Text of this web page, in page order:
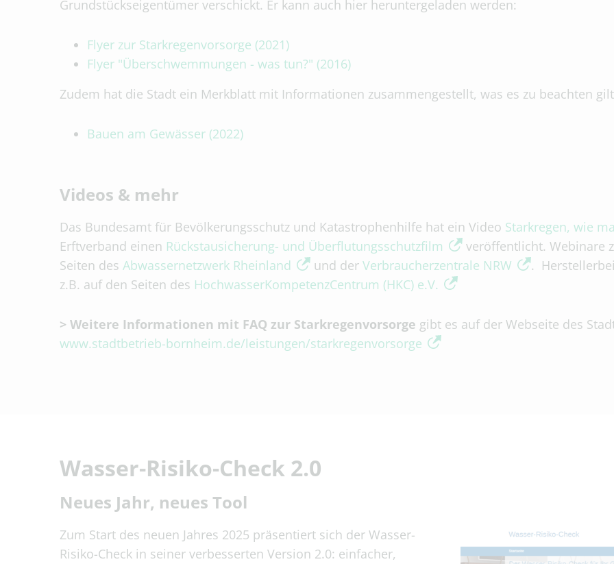
Grundstückseigentümer verschickt. Er kann auch hier heruntergeladen werden:
Flyer zur Starkregenvorsorge (2021)
Flyer "Überschwemmungen - was tun?" (2016)
Zudem hat die Stadt ein Merkblatt mit Informationen zusammengestellt, was es zu beachten
Bauen am Gewässer (2022)
Videos & mehr
Das Bundesamt für Bevölkerungsschutz und Katastrophenhilfe hat ein Video Starkregen, wie
Erftverband einen Rück­stausicherung- und Über­flutungs­schutz­film
veröffentlicht. Webinare
Seiten des Abwassernetzwerk Rheinland und der Verbraucherzentrale NRW
.
z.B. auf den Seiten des HochwasserKompetenzCentrum (HKC) e.V.
> Weitere Informationen mit FAQ zur Starkregenvorsorge gibt es auf der Webseite des
www.stadtbetrieb-bornheim.de/leistungen/starkregenvorsorge
Wasser-Risiko-Check 2.0
Neues Jahr, neues Tool
Zum Start des neuen Jahres 2025 präsentiert sich der Wasser-
Risiko-Check in seiner verbesserten Version 2.0: einfacher,